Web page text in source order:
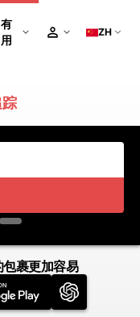
有
用
ZH
裹更加容易